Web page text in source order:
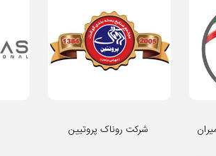
شرکت روناک پروتیین